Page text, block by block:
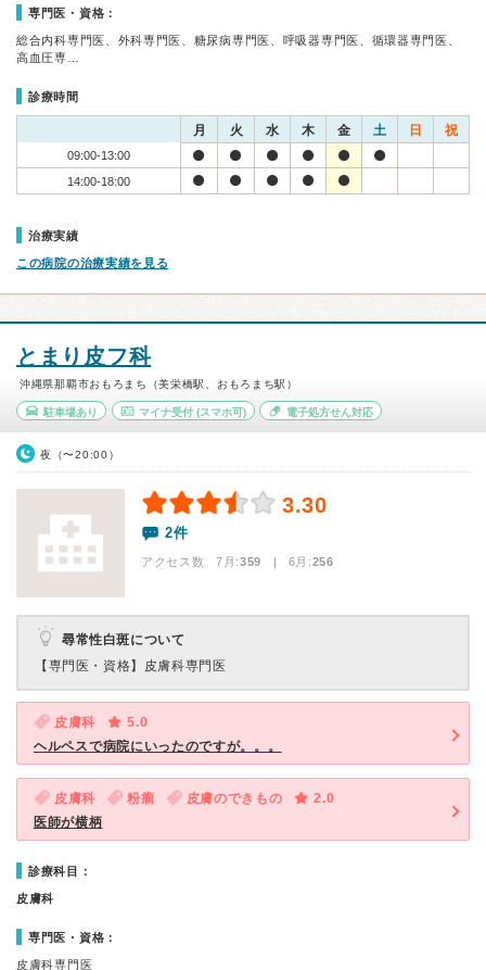
専門医・資格：
総合内科専門医、外科専門医、糖尿病専門医、呼吸器専門医、循環器専門医、
高血圧専…
診療時間
月 火 水 木 金 土 日 祝
09:00-13:00
14:00-18:00
治療実績
この病院の治療実績を見る
とまり皮フ科
沖縄県那覇市おもろまち（美栄橋駅、おもろまち駅）
駐車場あり マイナ受付(スマホ可) 電子処方せん対応
夜（〜20:00）
3.30
2件
アクセス数 7月:359 | 6月:256
尋常性白斑について
【専門医・資格】 皮膚科専門医
皮膚科
5.0
ヘルペスで病院にいったのですが。。。
皮膚科 粉瘤 皮膚のできもの
2.0
医師が横柄
診療科目：
皮膚科
専門医・資格：
皮膚科専門医